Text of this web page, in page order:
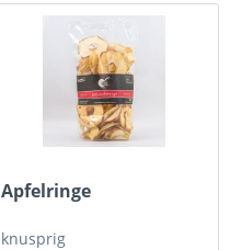
Apfelringe
knusprig